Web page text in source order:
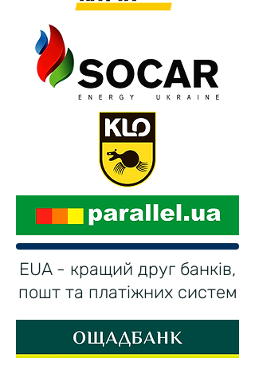
EUA - кращий друг банків,
пошт та платіжних систем